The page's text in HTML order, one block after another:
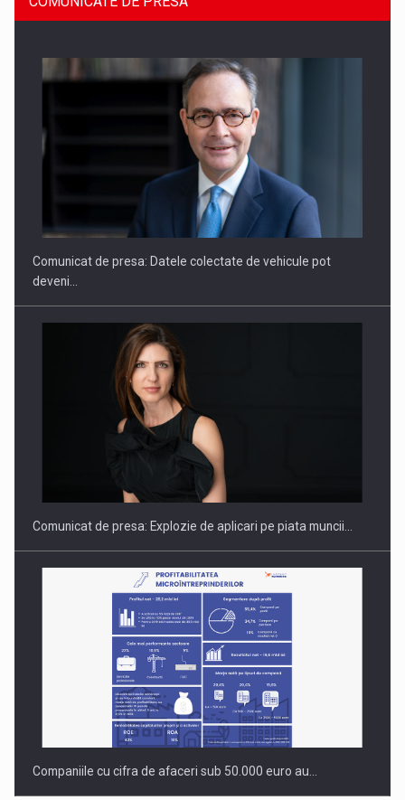
ROOTED IN ROMANIA, BUILT TO DELIVER TECHNOLOGY FOR
PUTTING ROMANIAN CORPORATE COMPANIES ON THE
INTERNATIONAL BUSINESS SCENE
Comunicat de presa: Datele colectate de vehicule pot
deveni…
Comunicat de presa: Explozie de aplicari pe piata muncii…
Companiile cu cifra de afaceri sub 50.000 euro au…